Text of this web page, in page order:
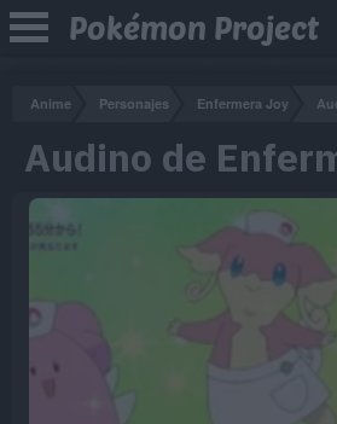
Pokémon Project
Anime Personajes Enfermera Joy
Audino de